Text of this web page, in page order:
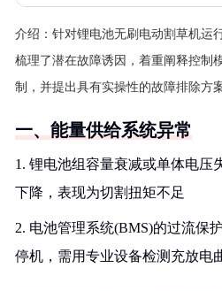
介绍： 针对锂电池无刷电动割草机运
梳理了潜在故障诱因，着重阐释控制
制，并提出具有实操性的故障排除方
一、能量供给系统异常
1. 锂电池组容量衰减或单体电压
下降，表现为切割扭矩不足
2. 电池管理系统(BMS)的过流保
停机，需用专业设备检测充放电